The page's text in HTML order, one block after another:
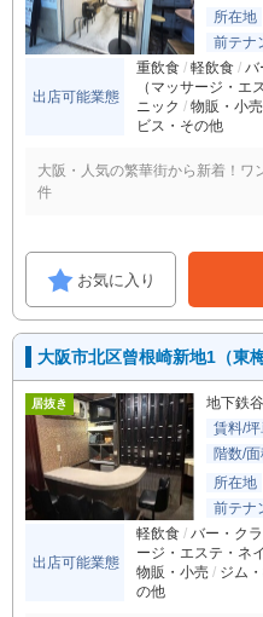
所在地
前テナ
出店可能業態
重飲食 軽飲食 バ
（マッサージ・エ
ニック
物販・小売
ビス・その他
大阪・人気の繁華街から新着！ワ
件
お気に入り
大阪市北区曾根崎新地1（東
居抜き 地下鉄
賃料/坪
階数/
所在地
前テナ
出店可能業態
軽飲食 バー・ク
ージ・エステ・ネ
物販・小売
ジム
の他